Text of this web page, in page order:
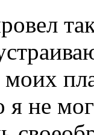
моих
я не